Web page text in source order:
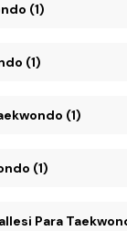
(1)
(1)
(1)
(1)
Para